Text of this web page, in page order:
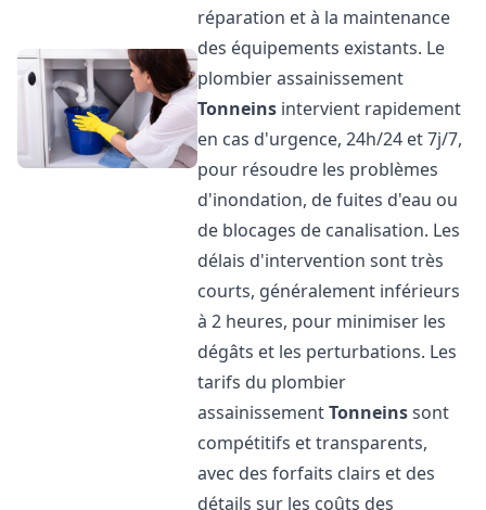
réparation et à la maintenance
des équipements existants. Le
plombier assainissement
Tonneins intervient rapidement
en cas d'urgence, 24h/24 et 7j/7,
pour résoudre les problèmes
d'inondation, de fuites d'eau ou
de blocages de canalisation. Les
délais d'intervention sont très
courts, généralement inférieurs
à 2 heures, pour minimiser les
dégâts et les perturbations. Les
tarifs du plombier
assainissementTonneinssont
compétitifs et transparents,
avec des forfaits clairs et des
détails sur les coûts des